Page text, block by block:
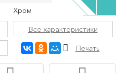
Хром
Все характеристики
Печать